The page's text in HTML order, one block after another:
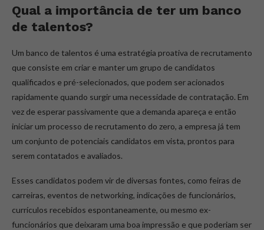
Qual a importância de ter um banco
de talentos?
Um banco de talentos é uma estratégia proativa de recrutamento
que consiste em criar e manter um grupo de candidatos
qualificados e pré-selecionados, que podem ser acionados
rapidamente quando surgir uma necessidade de contratação. Em
vez de esperar passivamente que a demanda apareça e então
iniciar um processo de recrutamento do zero, a empresa já tem
um conjunto de potenciais candidatos em vista, prontos para
serem contatados e avaliados.
Esses candidatos podem vir de diversas fontes, como feiras de
carreiras, eventos de networking, indicações de funcionários,
currículos recebidos espontaneamente, ou mesmo ex-
funcionários que deixaram uma boa impressão e que poderiam ser